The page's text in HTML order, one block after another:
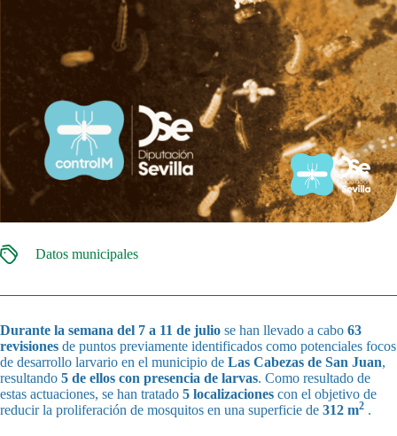
Datos municipales
Durante la semana del 7 a 11 de julio se han llevado a cabo 63
revisiones de puntos previamente identificados como potenciales focos
de desarrollo larvario en el municipio de Las Cabezas de San Juan,
resultando 5 de ellos con presencia de larvas. Como resultado de
estas actuaciones, se han tratado 5 localizaciones con el objetivo de
reducir la proliferación de mosquitos en una superficie de 312 m2 .